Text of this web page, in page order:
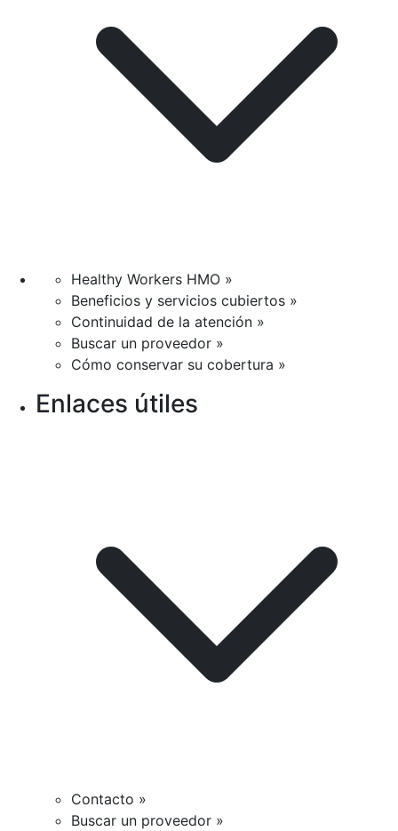
Healthy Workers HMO »
Beneficios y servicios cubiertos »
Continuidad de la atención »
Buscar un proveedor »
Cómo conservar su cobertura »
Enlaces útiles
Contacto »
Buscar un proveedor »